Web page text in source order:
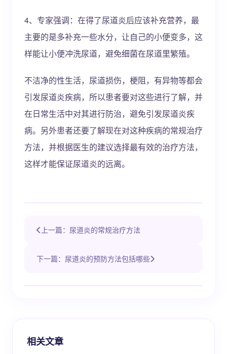
4、专家强调：在得了尿道炎后应该补充营养，最
主要的是多补充一些水分，让自己的小便变多，这
样能让小便冲洗尿道，避免细菌在尿道里繁殖。
不洁净的性生活，尿道损伤，梗阻，有异物等都会
引发尿道炎疾病，所以患者要对这些进行了解，并
在日常生活中对其进行防治，避免引发尿道炎疾
病。另外患者还要了解现在对这种疾病的常规治疗
方法，并根据医生的建议选择最有效的治疗方法，
这样才能保证尿道炎的远离。
上一篇：尿道炎的常规治疗方法
下一篇：尿道炎的预防方法包括哪些
相关文章